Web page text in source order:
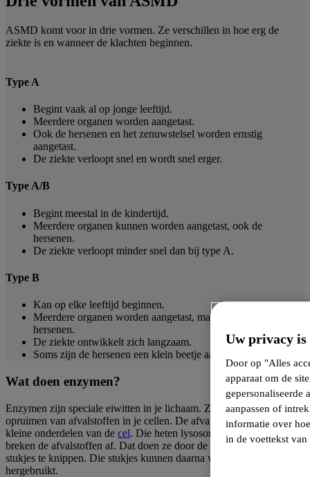
ASMD komt voor in drie vormen. Ze verschillen in hoe erg de
ziekte is en wanneer de klachten beginnen.
Type A
Begint vaak al op jonge leeftijd.
Meerdere organen worden aangetast.
Ook de hersenen en het zenuwstelsel worden ernstig
aangetast.
De ziekte verloopt snel en wordt snel erger.
Type A/B
Begint meestal in de kindertijd.
Meerdere organen kunnen worden aangetast, ook de
hersenen.
De ziekte verloopt minder snel dan bij type A.
Type B
Kan op elke leeftijd beginnen.
Meerdere organen worden aangetast, maar meestal niet de
hersenen.
De ziekte ontwikkelt zich langzaam.
Soms zijn de hersenen een klein beetje aangetast.
Wat doen enzymen?
Enzymen zijn speciale eiwitten in je lichaam. Ze helpen bij het
opruimen van afvalstoffen in je cellen. De afvalstoffen zitten in
kleine onderdelen van de cel. Die heten lysosomen. Enzymen
breken de afvalstoffen af. Dat doen ze door de stoffen in kleine
stukjes te knippen. Die stukjes kunnen daarna worden afgevoerd of
hergebruikt.
Uw privacy
Door op "Alles
apparaat om de
gepersonaliseerde
aanpassen of
informatie over
in de voettekst van